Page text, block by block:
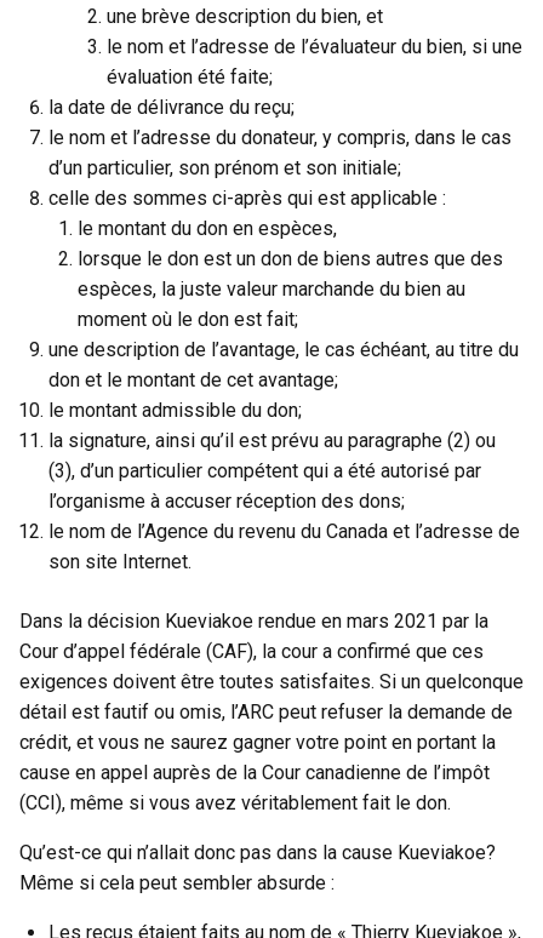
une brève description du bien, et
le nom et l’adresse de l’évaluateur du bien, si une
évaluation été faite;
la date de délivrance du reçu;
le nom et l’adresse du donateur, y compris, dans le cas
d’un particulier, son prénom et son initiale;
celle des sommes ci-après qui est applicable :
le montant du don en espèces,
lorsque le don est un don de biens autres que des
espèces, la juste valeur marchande du bien au
moment où le don est fait;
une description de l’avantage, le cas échéant, au titre du
don et le montant de cet avantage;
le montant admissible du don;
la signature, ainsi qu’il est prévu au paragraphe (2) ou
(3), d’un particulier compétent qui a été autorisé par
l’organisme à accuser réception des dons;
le nom de l’Agence du revenu du Canada et l’adresse de
son site Internet.
Dans la décision Kueviakoe rendue en mars 2021 par la
Cour d’appel fédérale (CAF), la cour a confirmé que ces
exigences doivent être toutes satisfaites. Si un quelconque
détail est fautif ou omis, l’ARC peut refuser la demande de
crédit, et vous ne saurez gagner votre point en portant la
cause en appel auprès de la Cour canadienne de l’impôt
(CCI), même si vous avez véritablement fait le don.
Qu’est-ce qui n’allait donc pas dans la cause Kueviakoe?
Même si cela peut sembler absurde :
Les reçus étaient faits au nom de « Thierry Kueviakoe »,